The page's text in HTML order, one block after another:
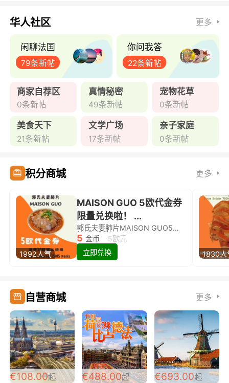
华人社区 更多
闲聊法国
79条新帖
你问我答
22条新帖
商家自荐区
0条新帖
真情秘密
49条新帖
宠物花草
0条新帖
美食天下
21条新帖
文学广场
17条新帖
亲子家庭
0条新帖
积分商城 更多
1992人气
MAISON GUO 5欧代金券
限量兑换啦！ ...
郭氏夫妻肺片MAISON GUO5欧代金券限量兑换啦！
5 金币
5欧元
立即兑换
1830人
自营商城 更多
€108.00起 €488.00起 €693.00起